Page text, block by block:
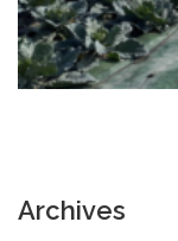
Archives